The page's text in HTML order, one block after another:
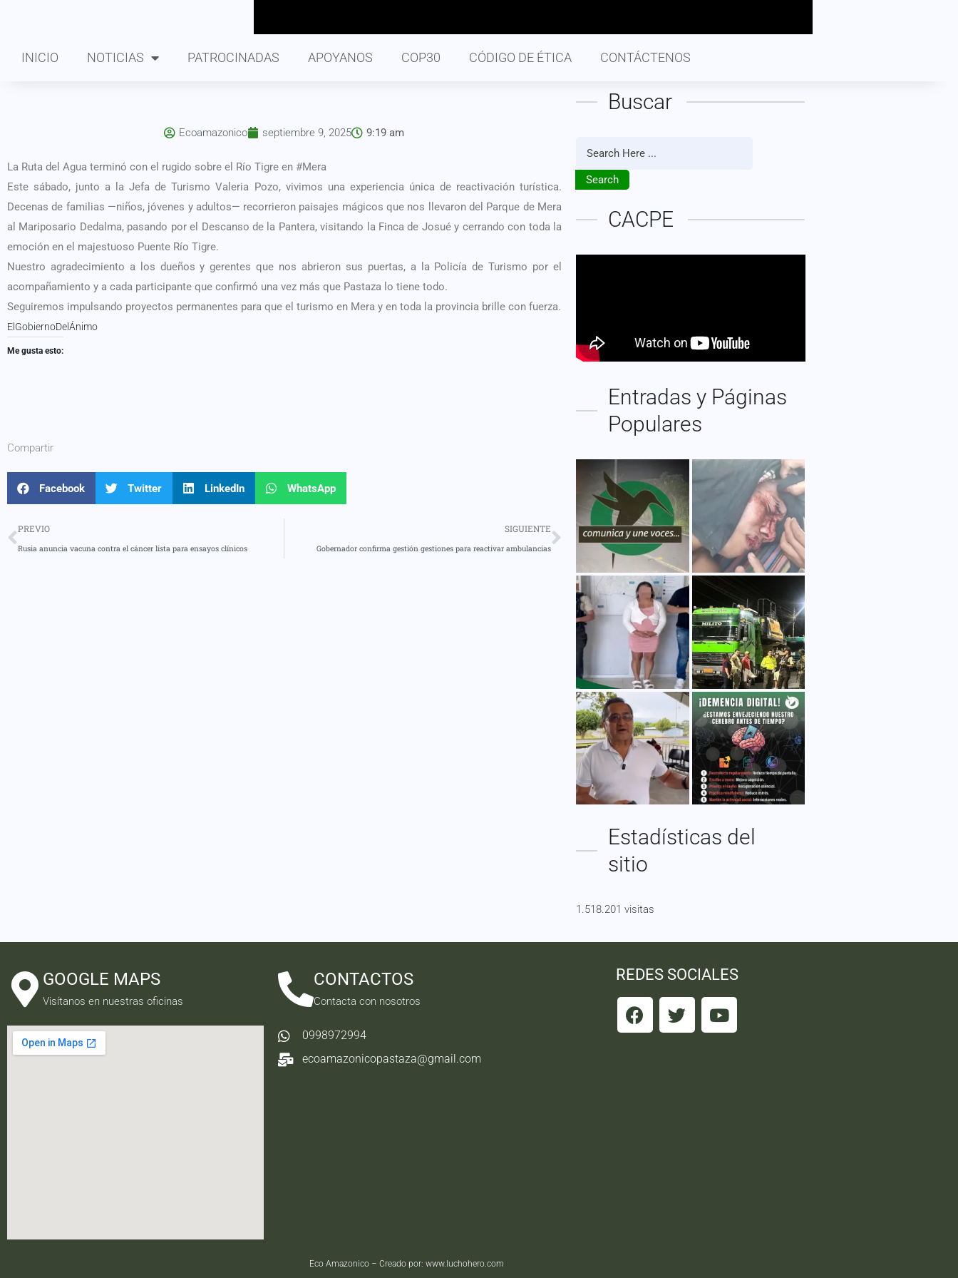
INICIO NOTICIAS PATROCINADAS APOYANOS COP30 CÓDIGO DE ÉTICA CONTÁCTENOS
Ecoamazonico septiembre 9, 2025 9:19 am
La Ruta del Agua terminó con el rugido sobre el Río Tigre en #Mera
Este sábado, junto a la Jefa de Turismo Valeria Pozo, vivimos una experiencia única de reactivación turística.
Decenas de familias —niños, jóvenes y adultos— recorrieron paisajes mágicos que nos llevaron del Parque de Mera
al Mariposario Dedalma, pasando por el Descanso de la Pantera, visitando la Finca de Josué y cerrando con toda la
emoción en el majestuoso Puente Río Tigre.
Nuestro agradecimiento a los dueños y gerentes que nos abrieron sus puertas, a la Policía de Turismo por el
acompañamiento y a cada participante que confirmó una vez más que Pastaza lo tiene todo.
Seguiremos impulsando proyectos permanentes para que el turismo en Mera y en toda la provincia brille con fuerza.
ElGobiernoDelÁnimo
Me gusta esto:
Compartir
Facebook Twitter LinkedIn WhatsApp
PREVIO
Rusia anuncia vacuna contra el cáncer lista para ensayos clínicos
SIGUIENTE
Gobernador confirma gestión gestiones para reactivar ambulancias
Buscar
Search
CACPE
Entradas y Páginas
Populares
Estadísticas del
sitio
1.518.201 visitas
GOOGLE MAPS
Visítanos en nuestras oficinas
CONTACTOS
Contacta con nosotros
0998972994
ecoamazonicopastaza@gmail.com
REDES SOCIALES
Eco Amazonico – Creado por: www.luchohero.com